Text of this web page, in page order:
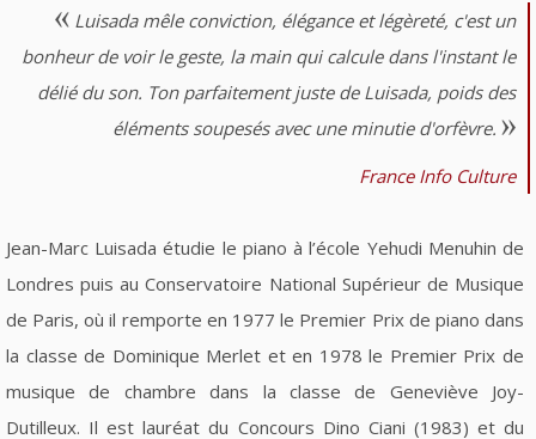
Luisada mêle conviction, élégance et légèreté, c'est un
bonheur de voir le geste, la main qui calcule dans l'instant le
délié du son. Ton parfaitement juste de Luisada, poids des
éléments soupesés avec une minutie d'orfèvre.
France Info Culture
Jean-Marc Luisada étudie le piano à l’école Yehudi Menuhin de
Londres puis au Conservatoire National Supérieur de Musique
de Paris, où il remporte en 1977 le Premier Prix de piano dans
la classe de Dominique Merlet et en 1978 le Premier Prix de
musique de chambre dans la classe de Geneviève Joy-
Dutilleux. Il est lauréat du Concours Dino Ciani (1983) et du